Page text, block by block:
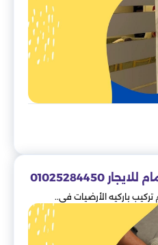
01025284450
تركيب باركيه الأرضيات في..